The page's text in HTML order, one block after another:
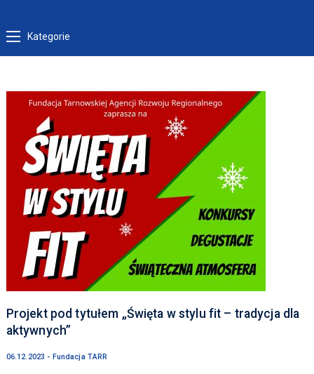
Kategorie
Projekt pod tytułem „Święta w stylu fit – tradycja dla
aktywnych”
06.12.2023 - Fundacja TARR